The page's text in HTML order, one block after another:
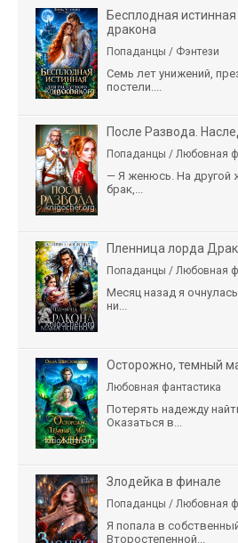
Бесплодная
дракона
Попаданцы / Фэнтези
Семь лет унижений,
постели....
После Развода.
Попаданцы / Любовная
— Я женюсь. На другой
брак,...
Пленница лорда
Попаданцы / Любовная
Месяц назад я
ни...
Осторожно, темный
Любовная фантастика
Потерять надежду
Оказаться в...
Злодейка в финале
Попаданцы / Любовная
Я попала в
Второстепенной...